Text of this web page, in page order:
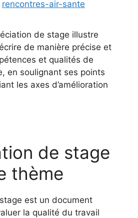
rencontres-air-sante
de stage illustre
de manière précise et
et qualités de
en soulignant ses points
les axes d’amélioration
de stage
thème
est un document
la qualité du travail